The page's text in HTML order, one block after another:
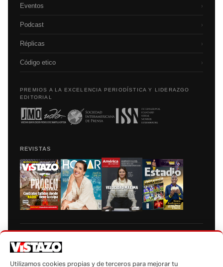
Eventos ›
Podcast ›
Réplicas ›
Código etico ›
PREMIOS A LA EXCELENCIA PERIODÍSTICA Y LIDERAZGO
EDITORIAL
REVISTAS
autorización escrita de su titular, de todos los contenidos de Vistazo.com.
Utilizamos cookies propias y de terceros para mejorar tu